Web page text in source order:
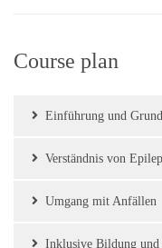
Course plan
Einführung und
Verständnis von
Umgang mit Anfällen
Inklusive Bildung